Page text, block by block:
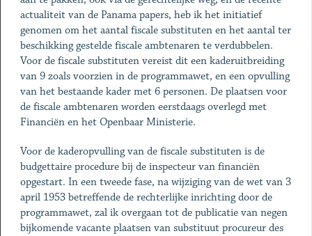
actualiteit van de Panama papers, heb ik het initiatief
genomen om het aantal fiscale substituten en het aantal ter
beschikking gestelde fiscale ambtenaren te verdubbelen.
Voor de fiscale substituten vereist dit een kaderuitbreiding
van 9 zoals voorzien in de programmawet, en een opvulling
van het bestaande kader met 6 personen. De plaatsen voor
de fiscale ambtenaren worden eerstdaags overlegd met
Financiën en het Openbaar Ministerie.
Voor de kaderopvulling van de fiscale substituten is de
budgettaire procedure bij de inspecteur van financiën
opgestart. In een tweede fase, na wijziging van de wet van 3
april 1953 betreffende de rechterlijke inrichting door de
programmawet, zal ik overgaan tot de publicatie van negen
bijkomende vacante plaatsen van substituut procureur des